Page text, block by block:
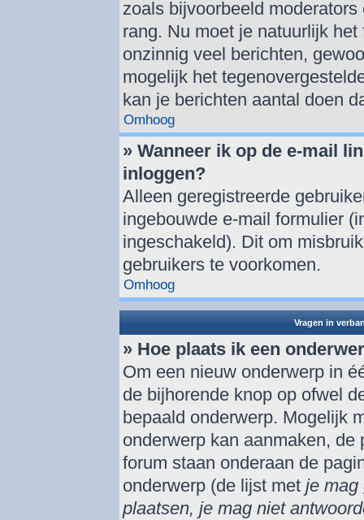
zoals bijvoorbeeld
rang. Nu moet je natuurlijk
onzinnig veel berichten,
mogelijk het
kan je berichten aantal doen
Omhoog
» Wanneer ik op de e-mail
inloggen?
Alleen geregistreerde
ingebouwde e-mail formulier
ingeschakeld). Dit om
gebruikers te voorkomen.
Omhoog
Vragen in
» Hoe plaats ik een
Om een nieuw onderwerp in
de bijhorende knop op ofwel
bepaald onderwerp. Mogelijk
onderwerp kan aanmaken,
forum staan onderaan de
onderwerp (de lijst met je mag
plaatsen, je mag niet